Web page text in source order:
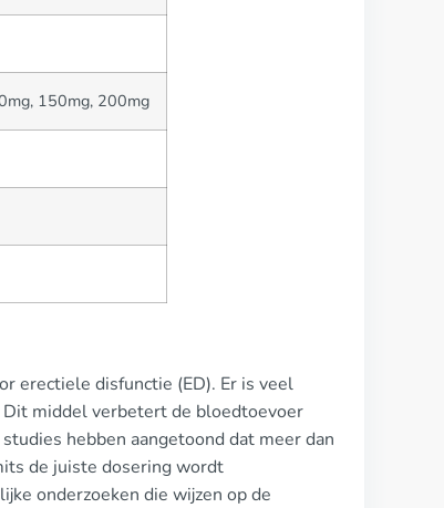
150mg, 200mg
erectiele disfunctie (ED). Er is veel
middel verbetert de bloedtoevoer
hebben aangetoond dat meer dan
de juiste dosering wordt
onderzoeken die wijzen op de